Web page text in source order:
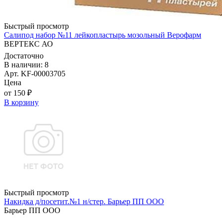
Быстрый просмотр
Салипод набор №11 лейкопластырь мозольный Верофарм
ВЕРТЕКС АО
Достаточно
В наличии: 8
Арт. KF-00003705
Цена
от 150 ₽
В корзину
Быстрый просмотр
Накидка д/посетит.№1 н/стер. Барьер ПП ООО
Барьер ПП ООО